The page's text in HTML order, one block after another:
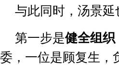
与此同时，汤景
第一步是健全组织
委，一位是顾复生，